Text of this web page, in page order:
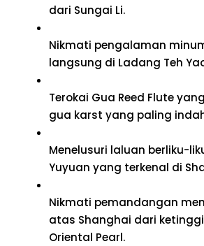
dari Sungai Li.
Nikmati pengalaman
langsung di Ladang Teh
Terokai Gua Reed Flute
gua karst yang paling
Menelusuri laluan berliku-
Yuyuan yang terkenal di
Nikmati pemandangan
atas Shanghai dari
Oriental Pearl.